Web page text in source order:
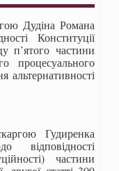
Дудіна Романа
Конституції
п’ятого частини
процесуального
альтернативності
Гудиренка
відповідності
частини